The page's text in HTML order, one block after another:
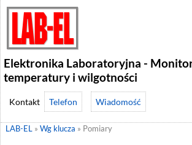
Elektronika Laboratoryjna -
temperatury i wilgotności
Telefon Wiadomość
LAB-EL » Wg klucza » Pomiary